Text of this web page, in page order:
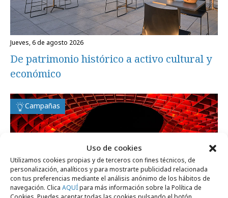
Uso de cookies
Utilizamos cookies propias y de terceros con fines técnicos, de
personalización, analíticos y para mostrarte publicidad relacionada
con tus preferencias mediante el análisis anónimo de los hábitos de
navegación. Clica AQUÍpara más información sobre la Política de
jueves, 6 de agosto 2026
De patrimonio histórico a activo cultural y
económico
Campañas